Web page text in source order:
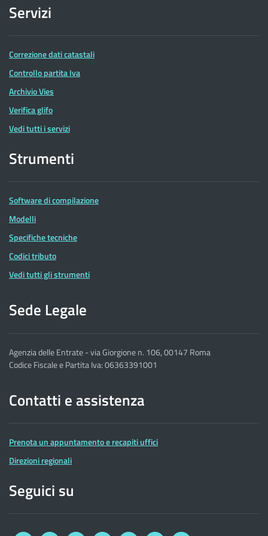
Servizi
Correzione dati catastali
Controllo partita Iva
Archivio Vies
Verifica glifo
Vedi tutti i servizi
Strumenti
Software di compilazione
Modelli
Specifiche tecniche
Codici tributo
Vedi tutti gli strumenti
Sede Legale
Agenzia delle Entrate - via Giorgione n. 106, 00147 Roma
Codice Fiscale e Partita Iva: 06363391001
Contatti e assistenza
Prenota un appuntamento e recapiti uffici
Direzioni regionali
Seguici su